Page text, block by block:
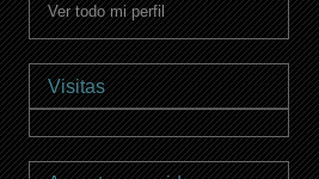
Ver todo mi perfil
Visitas